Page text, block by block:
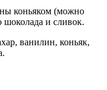
коньяком (можно
шоколада и сливок.
ванилин, коньяк,